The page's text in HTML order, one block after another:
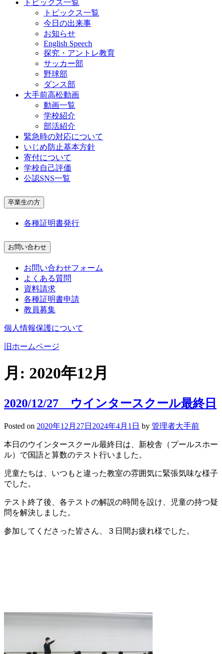
トピックス一覧
トピックス一覧
今日の出来事
お知らせ
English Speech
探究・アントレ教育
サッカー部
野球部
ダンス部
大手前高松動画
動画一覧
学校紹介
部活紹介
緊急時の対応について
いじめ防止基本方針
寄付について
学校自己評価
公認SNS一覧
卒業生の方
各種証明書発行
お問い合わせ
お問い合わせフォーム
よくある質問
資料請求
各種証明書申請
教員募集
個人情報保護について
旧ホームページ
月: 2020年12月
2020/12/27 ウインタースクール最終日
Posted on 2020年12月27日 2024年4月1日 by 管理者大手前
本日のウインタースクール最終日は、新校舎（プールスホー
ル）で国語と算数のテスト行いました。
児童たちは、いつもと違った教室の雰囲気に緊張気味な様子
でした。
テスト終了後、各テストの解説の時間を設け、児童の持つ疑
問を解決しました。
参加してくださった皆さん、３日間お疲れ様でした。